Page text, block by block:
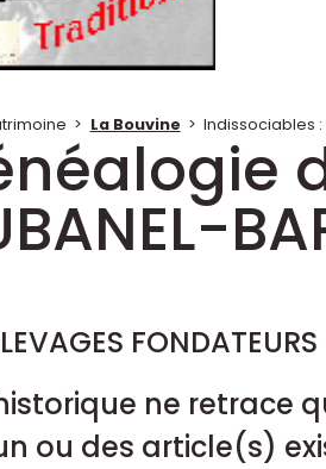
> La Bouvine > Indissociables
ne retrace
ou des article(s)